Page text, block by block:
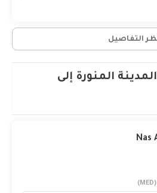
التفاصيل
المنورة إلى
Nas
(MED)